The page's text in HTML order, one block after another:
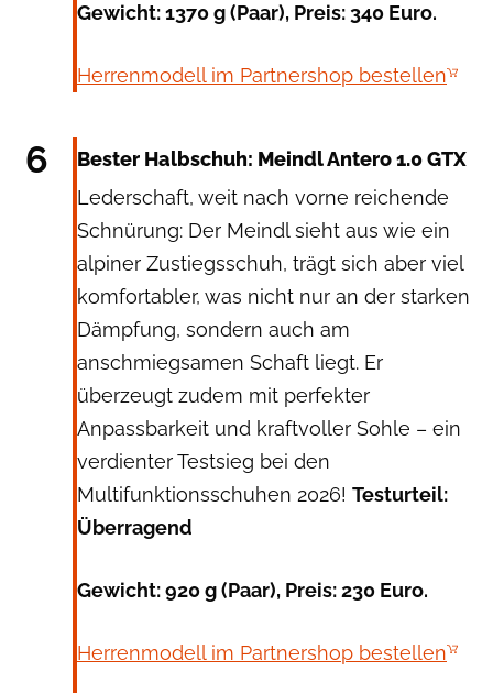
Gewicht: 1370 g (Paar), Preis: 340 Euro.
Herrenmodell im Partnershop bestellen
6
Bester Halbschuh: Meindl Antero 1.0 GTX
Lederschaft, weit nach vorne reichende
Schnürung: Der Meindl sieht aus wie ein
alpiner Zustiegsschuh, trägt sich aber viel
komfortabler, was nicht nur an der starken
Dämpfung, sondern auch am
anschmiegsamen Schaft liegt. Er
überzeugt zudem mit perfekter
Anpassbarkeit und kraftvoller Sohle – ein
verdienter Testsieg bei den
Multifunktionsschuhen 2026! Testurteil:
Überragend
Gewicht: 920 g (Paar), Preis: 230 Euro.
Herrenmodell im Partnershop bestellen